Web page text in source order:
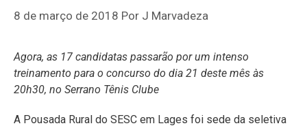
8 de março de 2018 Por J Marvadeza
Agora, as 17 candidatas passarão por um intenso
treinamento para o concurso do dia 21 deste mês às
20h30, no Serrano Tênis Clube
A Pousada Rural do SESC em Lages foi sede da seletiva